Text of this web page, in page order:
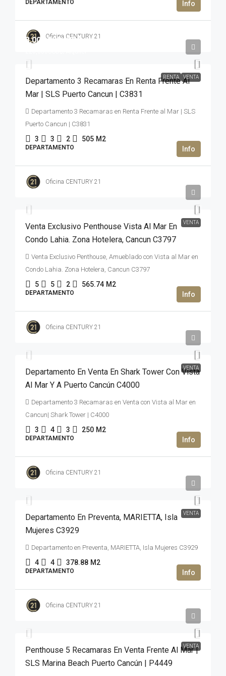
DEPARTAMENTO
Oficina CENTURY 21
RENTA VENTA
3,000,000USD$
Departamento 3 Recamaras En Renta Frente Al
Mar | SLS Puerto Cancun | C3831
Departamento 3 Recamaras en Renta Frente al Mar | SLS
Puerto Cancun | C3831
3 3 2 505 M2
DEPARTAMENTO
Oficina CENTURY 21
VENTA
2,950,000USD$
Venta Exclusivo Penthouse Vista Al Mar En
Condo Lahia. Zona Hotelera, Cancun C3797
Venta Exclusivo Penthouse, Amueblado con Vista al Mar en
Condo Lahia. Zona Hotelera, Cancun C3797
5 5 2 565.74 M2
DEPARTAMENTO
Oficina CENTURY 21
VENTA
47,000,000MXN$
Departamento En Venta En Shark Tower Con Vista
Al Mar Y A Puerto Cancún C4000
Departamento 3 Recamaras en Venta con Vista al Mar en
Cancun| Shark Tower | C4000
3 4 3 250 M2
DEPARTAMENTO
Oficina CENTURY 21
VENTA
2,669,992USD$
Departamento En Preventa, MARIETTA, Isla
Mujeres C3929
Departamento en Preventa, MARIETTA, Isla Mujeres C3929
4 4 378.88 M2
DEPARTAMENTO
Oficina CENTURY 21
VENTA
2,500,000USD$
Penthouse 5 Recamaras En Venta Frente Al Mar |
SLS Marina Beach Puerto Cancún | P4449